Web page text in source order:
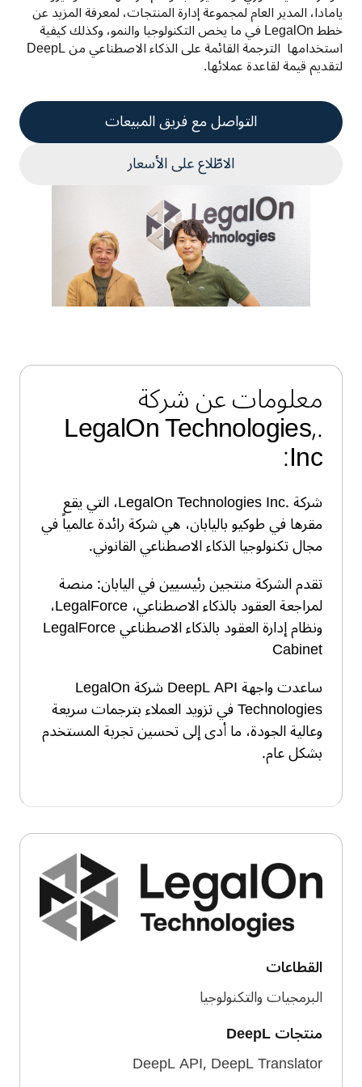
لتقديم قيمة لقاعدة عملائها.
التواصل مع فريق المبيعات
الاطّلاع على الأسعار
معلومات عن شركة
.LegalOn Technologies,
Inc:
شركة .LegalOn Technologies Inc، التي يقع
مقرها في طوكيو باليابان، هي شركة رائدة عالمياً في
مجال تكنولوجيا الذكاء الاصطناعي القانوني.
تقدم الشركة منتجين رئيسيين في اليابان: منصة
لمراجعة العقود بالذكاء الاصطناعي، LegalForce،
ونظام إدارة العقود بالذكاء الاصطناعي LegalForce
Cabinet
ساعدت واجهة DeepL API شركة LegalOn
Technologies في تزويد العملاء بترجمات سريعة
وعالية الجودة، ما أدى إلى تحسين تجربة المستخدم
بشكل عام.
القطاعات
البرمجيات والتكنولوجيا
منتجات DeepL
DeepL API, DeepL Translator